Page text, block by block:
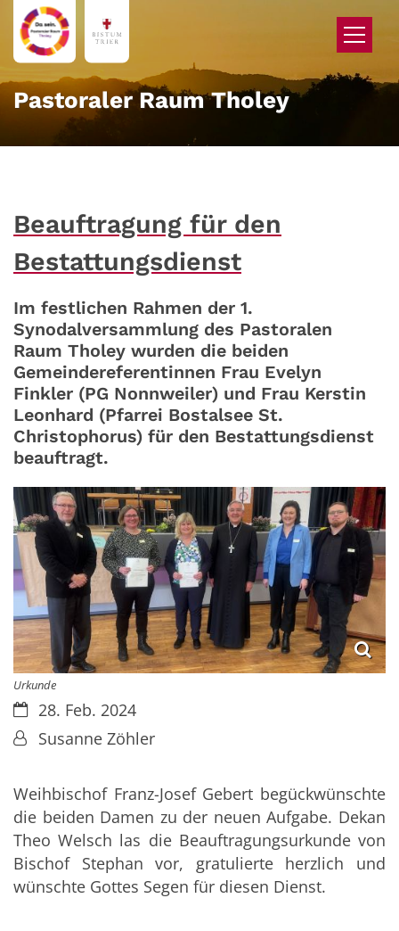
Zum Inhalt springen
Pastoraler Raum Tholey
Beauftragung für den
Bestattungsdienst
Im festlichen Rahmen der 1.
Synodalversammlung des Pastoralen
Raum Tholey wurden die beiden
Gemeindereferentinnen Frau Evelyn
Finkler (PG Nonnweiler) und Frau Kerstin
Leonhard (Pfarrei Bostalsee St.
Christophorus) für den Bestattungsdienst
beauftragt.
Urkunde
Datum:28. Feb. 2024
Von:Susanne Zöhler
Weihbischof Franz-Josef Gebert begückwünschte
die beiden Damen zu der neuen Aufgabe. Dekan
Theo Welsch las die Beauftragungsurkunde von
Bischof Stephan vor, gratulierte herzlich und
wünschte Gottes Segen für diesen Dienst.